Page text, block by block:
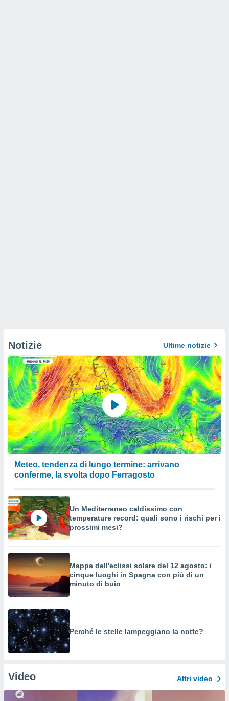
Notizie Ultime notizie
Meteo, tendenza di lungo termine: arrivano
conferme, la svolta dopo Ferragosto
Un Mediterraneo caldissimo con
temperature record: quali sono i rischi per i
prossimi mesi?
Mappa dell'eclissi solare del 12 agosto: i
cinque luoghi in Spagna con più di un
minuto di buio
Perché le stelle lampeggiano la notte?
Video Altri video